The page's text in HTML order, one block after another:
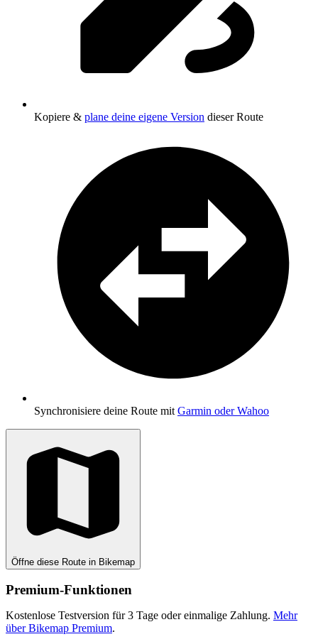
Kopiere & plane deine eigene Version dieser Route
Synchronisiere deine Route mit Garmin oder Wahoo
Öffne diese Route in Bikemap
Premium-Funktionen
Kostenlose Testversion für 3 Tage oder einmalige Zahlung. Mehr
über Bikemap Premium.